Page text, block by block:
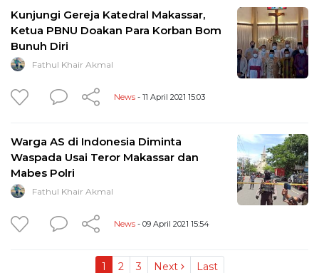
Kunjungi Gereja Katedral Makassar,
Ketua PBNU Doakan Para Korban Bom
Bunuh Diri
Fathul Khair Akmal
News - 11 April 2021 15:03
Warga AS di Indonesia Diminta
Waspada Usai Teror Makassar dan
Mabes Polri
Fathul Khair Akmal
News - 09 April 2021 15:54
1 2 3 Next Last